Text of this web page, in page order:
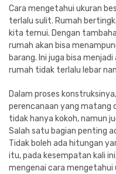
Saniter
Cara mengetahui ukuran
terlalu sulit. Rumah
kita temui. Dengan
rumah akan bisa
barang. Ini juga bisa
rumah tidak terlalu lebar
Dalam proses
perencanaan yang matang
tidak hanya kokoh, namun
Salah satu bagian penting
Tidak boleh ada hitungan
itu, pada kesempatan kali
mengenai cara